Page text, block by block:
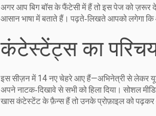
अगर आप बिग बॉस के फैंटेसी में हैं तो इस पेज को ज़रूर
आसान भाषा में बताते हैं। पढ़ते‑लिखते आपको लगेगा कि
कंटेस्टेंट्स का
इस सीज़न में 14 नए चेहरे आए हैं—अभिनेत्री से लेकर
अपने नाटक‑दिखावे से सभी को हिला दिया। सोशल
खास कंटेस्टेंट के फ़ैन्स हैं तो उनके प्रोफ़ाइल को